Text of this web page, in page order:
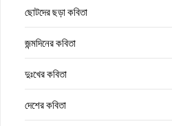
ছোটদের ছড়া কবিতা
জন্মদিনের কবিতা
দুঃখের কবিতা
দেশের কবিতা